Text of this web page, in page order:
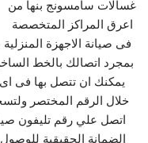
غسالات سامسونج بنها من
اعرق المراكز المتخصصة
فى صيانة الاجهزة
بمجرد اتصالك بالخط
يمكنك ان تتصل بها فى
خلال الرقم المختصر
اتصل علي رقم تليفون
الضمانة الحقيقية